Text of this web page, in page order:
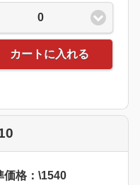
0
カートに入れる
価格：\1540